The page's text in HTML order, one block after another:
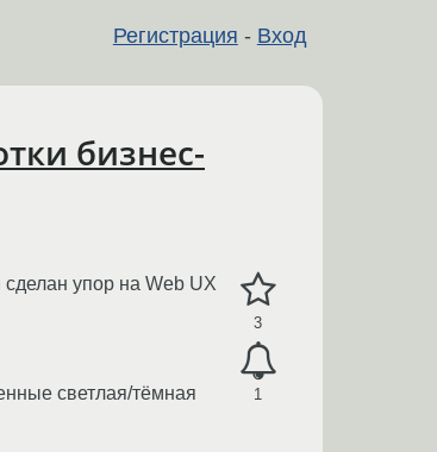
Регистрация - Вход
бизнес-
3
1
упор на Web UX
светлая/тёмная